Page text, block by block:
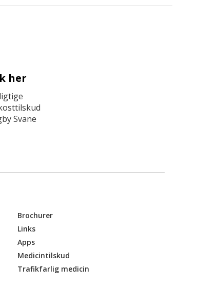
her
Svane
Brochurer
Links
Apps
Medicintilskud
Trafikfarlig medicin